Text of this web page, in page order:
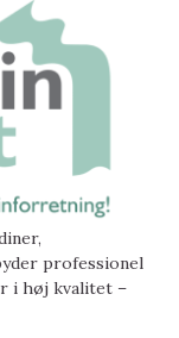
professionel
i høj kvalitet –